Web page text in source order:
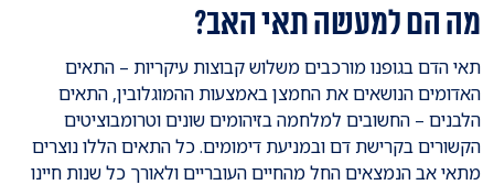
מה הם למעשה תאי האב?
תאי הדם בגופנו מורכבים משלוש קבוצות עיקריות – התאים
האדומים הנושאים את החמצן באמצעות ההמוגלובין, התאים
הלבנים – החשובים למלחמה בזיהומים שונים וטרומבוציטים
הקשורים בקרישת דם ובמניעת דימומים. כל התאים הללו נוצרים
מתאי אב הנמצאים החל מהחיים העובריים ולאורך כל שנות חיינו